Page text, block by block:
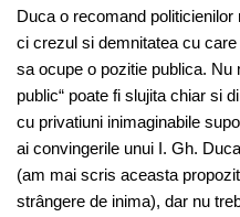
Duca o recomand
ci crezul si demnitatea cu
sa ocupe o pozitie publica. Nu
public“ poate fi slujita chiar si
cu privatiuni inimaginabile
ai convingerile unui I. Gh.
(am mai scris aceasta
strângere de inima), dar nu